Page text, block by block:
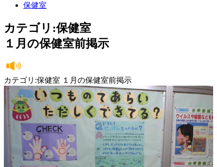
保健室
カテゴリ:保健室
１月の保健室前掲示
カテゴリ:保健室 １月の保健室前掲示